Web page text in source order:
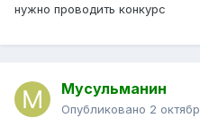
нужно проводить конкурс
Мусульманин
Опубликовано 2